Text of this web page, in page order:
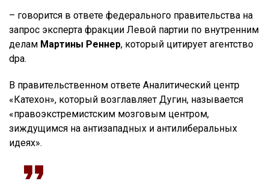
– говорится в ответе федерального правительства на
запрос эксперта фракции Левой партии по внутренним
делам Мартины Реннер, который цитирует агентство
dpa.
В правительственном ответе Аналитический центр
«Катехон», который возглавляет Дугин, называется
«правоэкстремистским мозговым центром,
зиждущимся на антизападных и антилиберальных
идеях».